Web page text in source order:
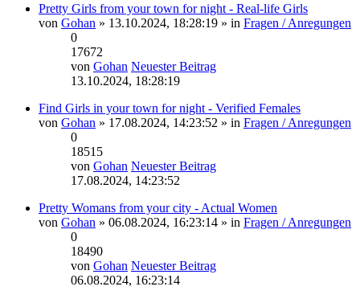
Pretty Girls from your town for night - Real-life Girls
von Gohan » 13.10.2024, 18:28:19 » in Fragen / Anregungen
0
17672
von Gohan Neuester Beitrag
13.10.2024, 18:28:19
Find Girls in your town for night - Verified Females
von Gohan » 17.08.2024, 14:23:52 » in Fragen / Anregungen
0
18515
von Gohan Neuester Beitrag
17.08.2024, 14:23:52
Pretty Womans from your city - Actual Women
von Gohan » 06.08.2024, 16:23:14 » in Fragen / Anregungen
0
18490
von Gohan Neuester Beitrag
06.08.2024, 16:23:14